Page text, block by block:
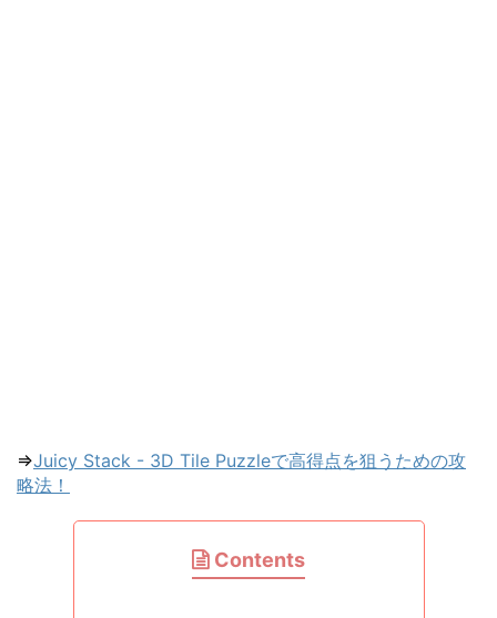
⇒Juicy Stack - 3D Tile Puzzleで高得点を狙うための攻
略法！
Contents